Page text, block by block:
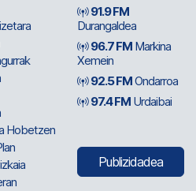
Hobetzen
91.9 FM
Durangaldea
96.7 FM Markina
Xemein
92.5 FMOndarroa
97.4 FM Urdaibai
Publizidadea